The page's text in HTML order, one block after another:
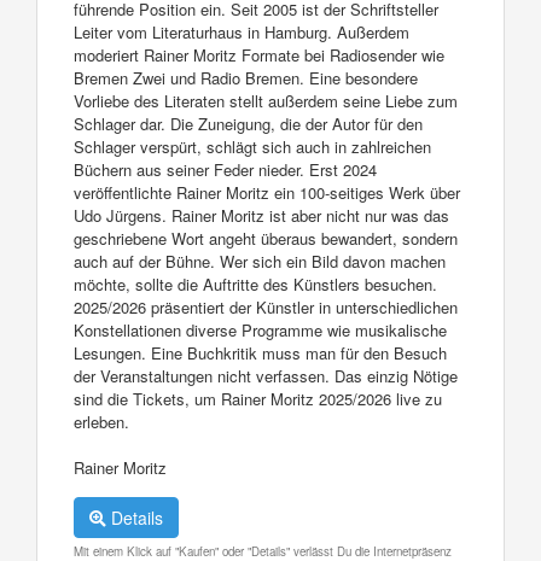
führende Position ein. Seit 2005 ist der Schriftsteller
Leiter vom Literaturhaus in Hamburg. Außerdem
moderiert Rainer Moritz Formate bei Radiosender wie
Bremen Zwei und Radio Bremen. Eine besondere
Vorliebe des Literaten stellt außerdem seine Liebe zum
Schlager dar. Die Zuneigung, die der Autor für den
Schlager verspürt, schlägt sich auch in zahlreichen
Büchern aus seiner Feder nieder. Erst 2024
veröffentlichte Rainer Moritz ein 100-seitiges Werk über
Udo Jürgens. Rainer Moritz ist aber nicht nur was das
geschriebene Wort angeht überaus bewandert, sondern
auch auf der Bühne. Wer sich ein Bild davon machen
möchte, sollte die Auftritte des Künstlers besuchen.
2025/2026 präsentiert der Künstler in unterschiedlichen
Konstellationen diverse Programme wie musikalische
Lesungen. Eine Buchkritik muss man für den Besuch
der Veranstaltungen nicht verfassen. Das einzig Nötige
sind die Tickets, um Rainer Moritz 2025/2026 live zu
erleben.
Rainer Moritz
Details
Mit einem Klick auf "Kaufen" oder "Details" verlässt Du die Internetpräsenz